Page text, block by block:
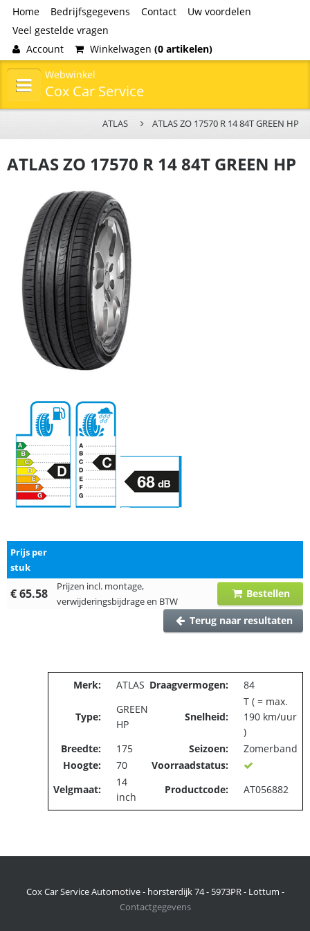
Home Bedrijfsgegevens Contact
Uw voordelen
Veel gestelde vragen
Account
Winkelwagen (0 artikelen)
Webwinkel
Cox Car Service
ATLAS ATLAS ZO 17570 R 14 84T GREEN HP
ATLAS ZO 17570 R 14 84T GREEN HP
Prijs per
stuk
€ 65.58
Prijzen incl. montage,
verwijderingsbijdrage en BTW
Bestellen
Terug naar resultaten
Merk: ATLAS Draagvermogen: 84
Type:
GREEN
HP
Snelheid:
T ( = max.
190 km/uur
)
Breedte:
175 Seizoen:
Zomerband
Hoogte:
70
Voorraadstatus:
Velgmaat:
14
inch
Productcode: AT056882
Cox Car Service Automotive - horsterdijk 74 - 5973PR - Lottum -
Contactgegevens